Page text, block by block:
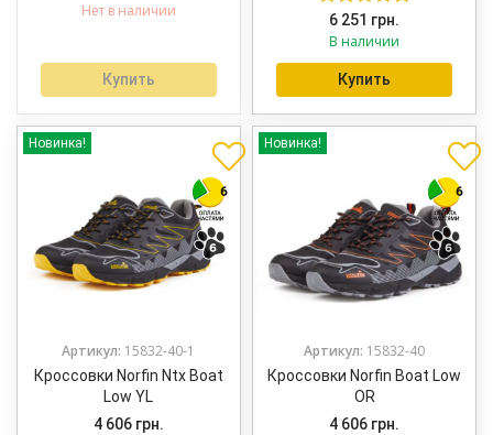
Нет в наличии
Купить
Оценка5.00
из 5
6 251 грн.
В наличии
Купить
Новинка!
Артикул: 15832-40-1
Кроссовки Norfin Ntx Boat
Low YL
4 606 грн.
Новинка!
Артикул: 15832-40
Кроссовки Norfin Boat Low
OR
4 606 грн.